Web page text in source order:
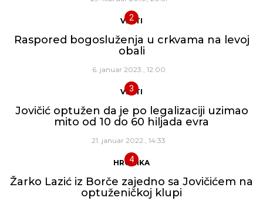
VESTI
Raspored bogosluženja u crkvama na levoj
obali
6. januar 2023., 12:00
VESTI
Jovičić optužen da je po legalizaciji uzimao
mito od 10 do 60 hiljada evra
21. januar 2022., 14:33
HRONIKA
Žarko Lazić iz Borče zajedno sa Jovičićem na
optuženičkoj klupi